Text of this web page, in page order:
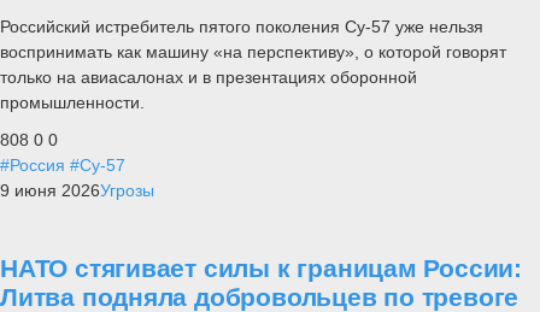
Российский истребитель пятого поколения Су-57 уже нельзя
воспринимать как машину «на перспективу», о которой говорят
только на авиасалонах и в презентациях оборонной
промышленности.
808 0 0
#Россия #Су-57
9 июня 2026Угрозы
НАТО стягивает силы к границам России:
Литва подняла добровольцев по тревоге